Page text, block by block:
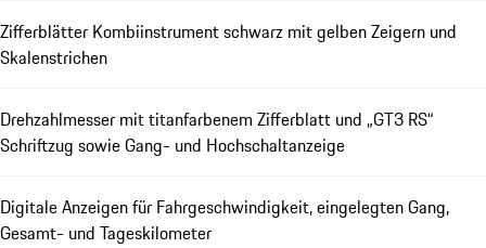
Zifferblätter Kombiinstrument schwarz mit gelben Zeigern und
Skalenstrichen
Drehzahlmesser mit titanfarbenem Zifferblatt und „GT3 RS“
Schriftzug sowie Gang- und Hochschaltanzeige
Digitale Anzeigen für Fahrgeschwindigkeit, eingelegten Gang,
Gesamt- und Tageskilometer